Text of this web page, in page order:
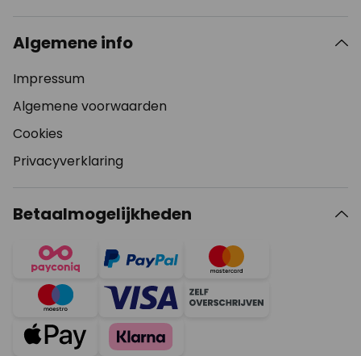
Algemene info
Impressum
Algemene voorwaarden
Cookies
Privacyverklaring
Betaalmogelijkheden